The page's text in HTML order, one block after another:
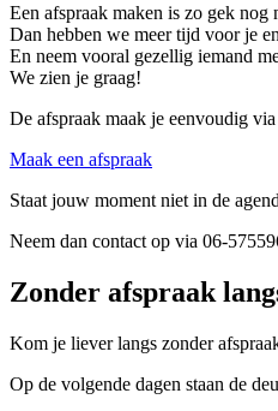
Een afspraak maken is zo gek nog
Dan hebben we meer tijd voor je
En neem vooral gezellig iemand
We zien je graag!
De afspraak maak je eenvoudig
Maak een afspraak
Staat jouw moment niet in de
Neem dan contact op via 06-
Zonder afspraak
Kom je liever langs zonder
Op de volgende dagen staan de